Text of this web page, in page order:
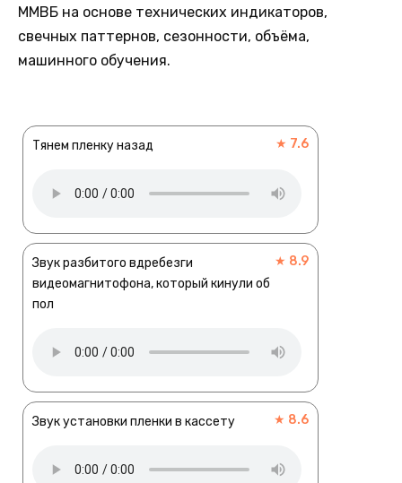
ММВБ на основе технических индикаторов,
свечных паттернов, сезонности, объёма,
машинного обучения.
Тянем пленку назад ★ 7.6
Звук разбитого вдребезги
видеомагнитофона, который кинули об
пол
★ 8.9
Звук установки пленки в кассету ★ 8.6